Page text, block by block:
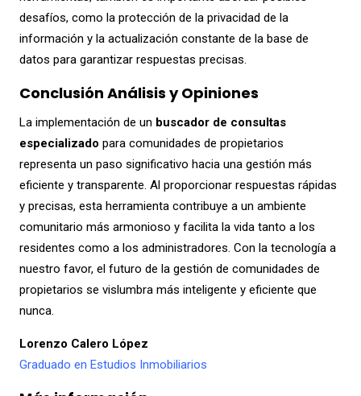
desafíos, como la protección de la privacidad de la
información y la actualización constante de la base de
datos para garantizar respuestas precisas.
Conclusión Análisis y Opiniones
La implementación de un buscador de consultas
especializado para comunidades de propietarios
representa un paso significativo hacia una gestión más
eficiente y transparente. Al proporcionar respuestas rápidas
y precisas, esta herramienta contribuye a un ambiente
comunitario más armonioso y facilita la vida tanto a los
residentes como a los administradores. Con la tecnología a
nuestro favor, el futuro de la gestión de comunidades de
propietarios se vislumbra más inteligente y eficiente que
nunca.
Lorenzo Calero López
Graduado en Estudios Inmobiliarios